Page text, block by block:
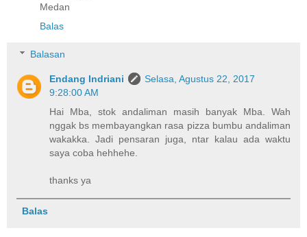
Medan
Balas
Balasan
Endang Indriani
Selasa, Agustus 22, 2017
9:28:00 AM
Hai Mba, stok andaliman masih banyak Mba. Wah
nggak bs membayangkan rasa pizza bumbu andaliman
wakakka. Jadi pensaran juga, ntar kalau ada waktu
saya coba hehhehe.
thanks ya
Balas